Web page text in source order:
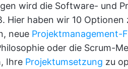
wird die Software- und
Hier haben wir 10
neue Projektmanagement-
oder die Scrum-
Ihre Projektumsetzung zu